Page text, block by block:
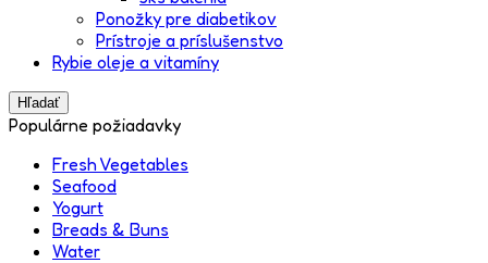
Ponožky pre diabetikov
Prístroje a príslušenstvo
Rybie oleje a vitamíny
Hľadať
Populárne požiadavky
Fresh Vegetables
Seafood
Yogurt
Breads & Buns
Water